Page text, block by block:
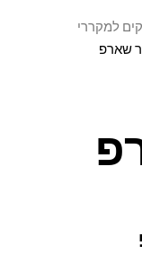
למקררי
שארפ